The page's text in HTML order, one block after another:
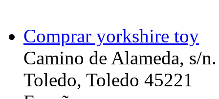
Comprar yorkshire toy
Camino de Alameda, s/n.
Toledo, Toledo 45221